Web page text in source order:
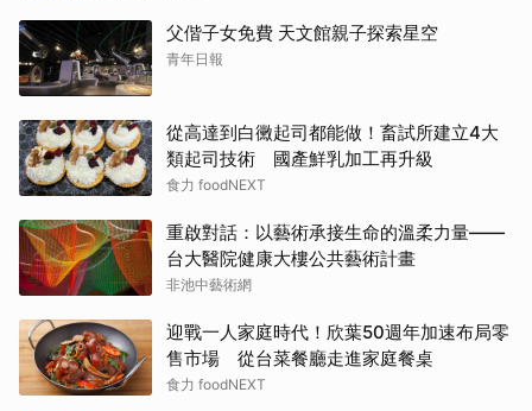
父偕子女免費 天文館親子探索星空
青年日報
從高達到白黴起司都能做！畜試所建立4大
類起司技術 國產鮮乳加工再升級
食力 foodNEXT
重啟對話：以藝術承接生命的溫柔力量——
台大醫院健康大樓公共藝術計畫
非池中藝術網
迎戰一人家庭時代！欣葉50週年加速布局零
售市場 從台菜餐廳走進家庭餐桌
食力 foodNEXT